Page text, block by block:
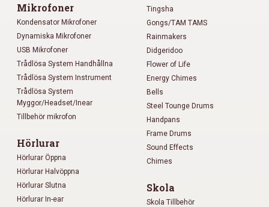
Mikrofoner
Kondensator Mikrofoner
Dynamiska Mikrofoner
USB Mikrofoner
Trådlösa System Handhållna
Trådlösa System Instrument
Trådlösa System
Myggor/Headset/Inear
Tillbehör mikrofon
Hörlurar
Hörlurar Öppna
Hörlurar Halvöppna
Hörlurar Slutna
Hörlurar In-ear
Tingsha
Gongs/TAM TAMS
Rainmakers
Didgeridoo
Flower of Life
Energy Chimes
Bells
Steel Tounge Drums
Handpans
Frame Drums
Sound Effects
Chimes
Skola
Skola Tillbehör